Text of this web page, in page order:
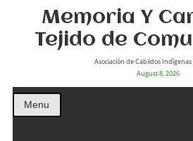
Memoria Y
Tejido de
Asociación de Cabildos Indìgenas
August 8, 2026
Menu